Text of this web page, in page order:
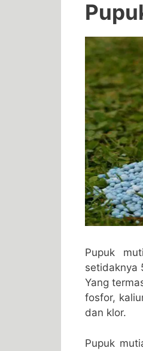
Pupuk
setidaknya
Yang
fosfor,
dan klor.
Pupuk